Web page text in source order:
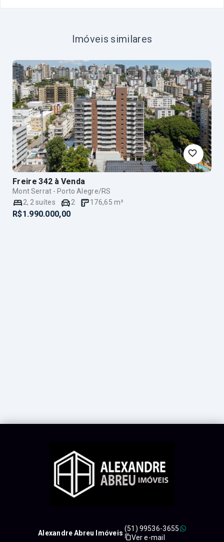
Imóveis similares
Freire 342 à Venda
Mont Serrat - Porto Alegre/RS
2,2suítes 2 176,65 m²
R$1.990.000,00
Alexandre Abreu Imóveis
(51) 99536-3655
Ver e-mail